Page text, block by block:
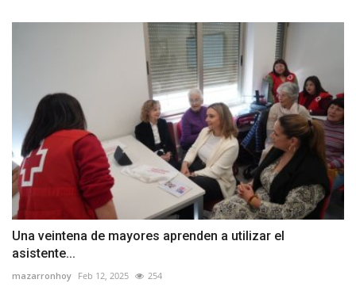
Una veintena de mayores aprenden a utilizar el
asistente...
mazarronhoy Feb 12, 2025 254